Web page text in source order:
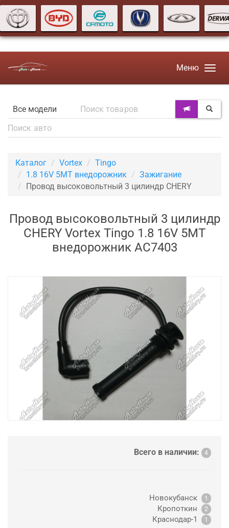
Меню
Каталог Vortex
Tingo
1.8 16V 5MT внедорожник
Зажигание
Провод высоковольтный 3 цилиндр CHERY
Провод высоковольтный 3 цилиндр
CHERY Vortex Tingo 1.8 16V 5MT
внедорожник AC7403
Всего в наличии: 4
Новокубанск 1
Кропоткин 2
Краснодар-1 1